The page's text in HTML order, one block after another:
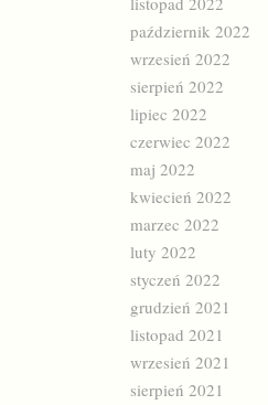
październik 2022
wrzesień 2022
sierpień 2022
lipiec 2022
czerwiec 2022
maj 2022
kwiecień 2022
marzec 2022
luty 2022
styczeń 2022
grudzień 2021
listopad 2021
wrzesień 2021
sierpień 2021